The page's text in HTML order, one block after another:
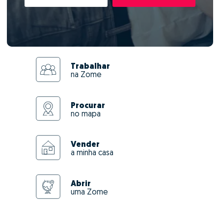
Trabalhar
na Zome
Procurar
no mapa
Vender
a minha casa
Abrir
uma Zome